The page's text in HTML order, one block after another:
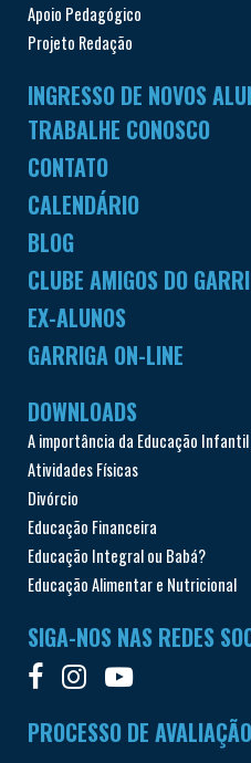
Apoio Pedagógico
Projeto Redação
INGRESSO DE NOVOS
TRABALHE CONOSCO
CONTATO
CALENDÁRIO
BLOG
CLUBE AMIGOS DO
EX-ALUNOS
GARRIGA ON-LINE
DOWNLOADS
A importância da Educação
Atividades Físicas
Divórcio
Educação Financeira
Educação Integral ou Babá?
Educação Alimentar e Nutricional
SIGA-NOS NAS REDES
PROCESSO DE AVALIAÇÃO